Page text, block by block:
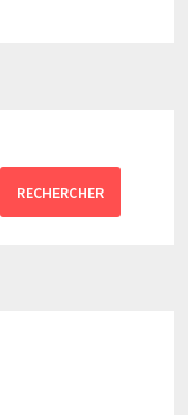
RECHERCHER